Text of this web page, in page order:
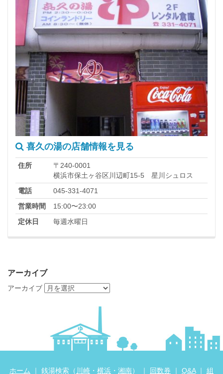
喜久の湯の店舗情報を見る
住所
〒240-0001
横浜市保土ヶ谷区川辺町15-5 星川シュロス
電話
045-331-4071
営業時間
15:00〜23:00
定休日
毎週水曜日
アーカイブ
アーカイブ
ホーム ｜ 銭湯検索（ 川崎 ・ 横浜 ・ 湘南） ｜ 回数券 ｜ Q&A｜ 組